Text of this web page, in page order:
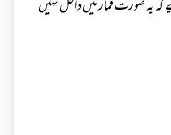
یہ صورت قمار میں داخل نہیں